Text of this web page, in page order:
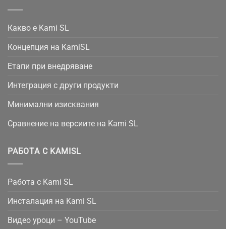
Какво е Kami SL
Концепция на KamiSL
Етапи при внедряване
Интеграция с други продукти
Минимални изисквания
Сравнение на версиите на Kami SL
РАБОТА С KAMISL
Работа с Kami SL
Инсталация на Kami SL
Видео уроци – YouTube